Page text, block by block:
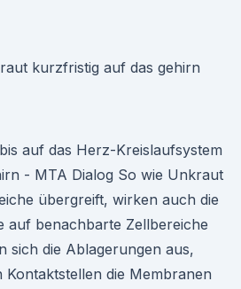
auf das Herz-Kreislaufsystem
- MTA Dialog So wie Unkraut
übergreift, wirken auch die
auf benachbarte Zellbereiche
sich die Ablagerungen aus,
die Membranen